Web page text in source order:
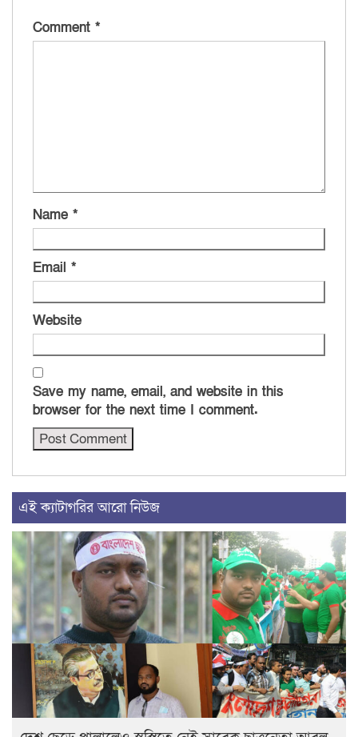
Comment *
Name *
Email *
Website
Save my name, email, and website in this
browser for the next time I comment.
এই ক্যাটাগরির আরো নিউজ